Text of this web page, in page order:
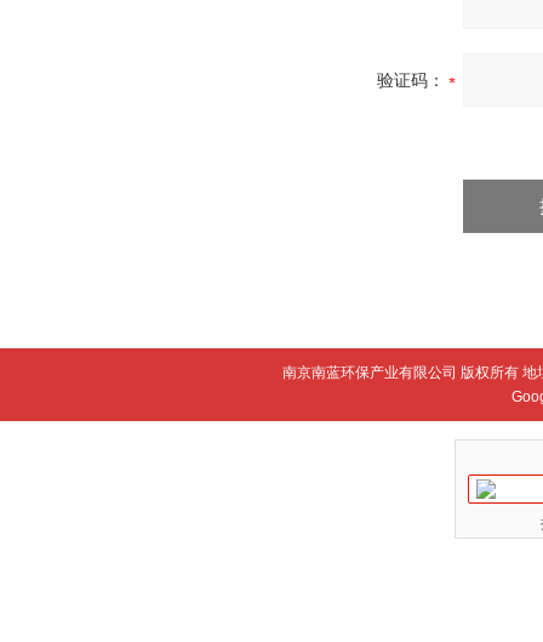
验证码：
南京南蓝环保产业有限公司 版权所有